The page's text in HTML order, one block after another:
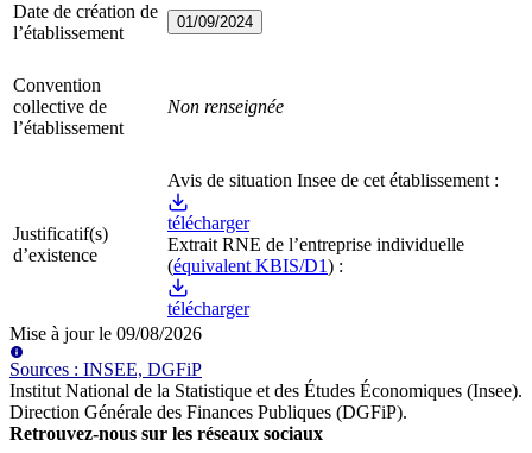
Date de création de
l’établissement
01/09/2024
Convention
collective de
l’établissement
Non renseignée
Justificatif(s)
d’existence
Avis de situation Insee de cet établissement :
télécharger
Extrait RNE de l’entreprise individuelle
(équivalent KBIS/D1) :
télécharger
Mise à jour le 09/08/2026
Sources : INSEE, DGFiP
Institut National de la Statistique et des Études Économiques (Insee).
Direction Générale des Finances Publiques (DGFiP).
Retrouvez-nous sur les réseaux sociaux